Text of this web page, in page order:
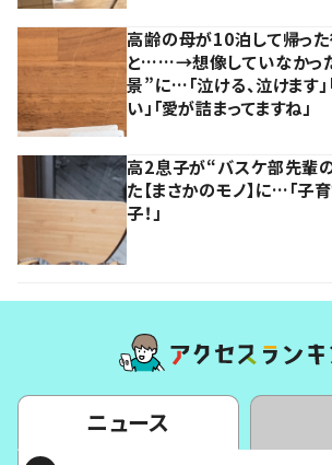
高齢の母が10泊して帰った
と……→想像していなかっ
景”に…「泣ける、泣けます
い」「愛が詰まってますね」
高2息子が“バスケ部先輩
た【まさかのモノ】に…「子
子！」
ニュース